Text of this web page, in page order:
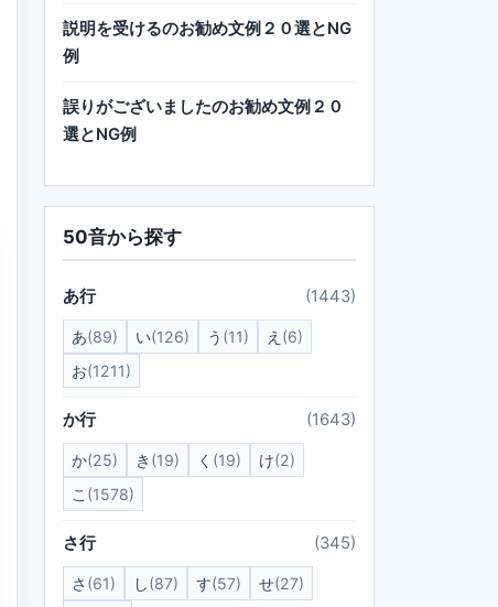
説明を受けるのお勧め文例２０選とNG
例
誤りがございましたのお勧め文例２０
選とNG例
50音から探す
あ行 (1443)
あ(89) い(126) う (11) え (6)
お(1211)
か行 (1643)
か(25) き (19) く (19) け(2)
こ (1578)
さ行 (345)
さ (61) し(87) す(57) せ(27)